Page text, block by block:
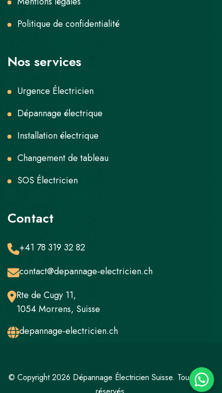
Politique de confidentialité
Nos services
Urgence Électricien
Dépannage électrique
Installation électrique
Changement de tableau
SOS Électricien
Contact
+41 78 319 32 82
contact@depannage-electricien.ch
Rte de Cugy 11,
1054 Morrens, Suisse
depannage-electricien.ch
© Copyright 2026 Dépannage Électricien Suisse. Tous droits